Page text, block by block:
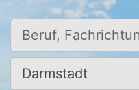
Beruf, Fachrichtung, Firma
Ort, Stadt